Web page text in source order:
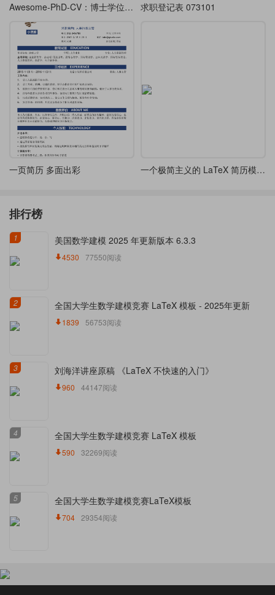
Awesome-PhD-CV：博士学位申请简历 求职登记表 073101
一页简历 多面出彩 一个极简主义的 LaTeX 简历模板-五种优雅字体选择
排行榜
1 美国数学建模 2025 年更新版本 6.3.3
4530 77550阅读
2 全国大学生数学建模竞赛 LaTeX 模板 - 2025年更新
1839 56753阅读
3 刘海洋讲座原稿 《LaTeX 不快速的入门》
960 44147阅读
4 全国大学生数学建模竞赛 LaTeX 模板
590 32269阅读
5 全国大学生数学建模竞赛LaTeX模板
704 29354阅读